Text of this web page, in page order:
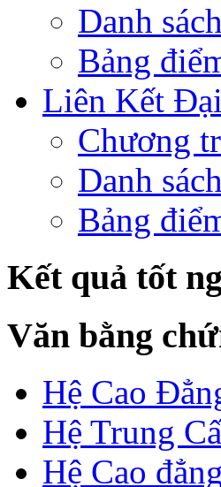
Danh
Bảng
Liên Kết
Chương
Danh
Bảng
Kết quả tốt
Văn bằng
Hệ Cao
Hệ Trung
Hệ Cao